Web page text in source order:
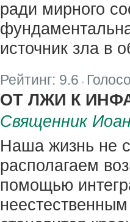
ради мирного
источник зла в
Рейтинг: 9.6
ОТ ЛЖИ К
Священник
Наша жизнь не
располагаем
помощью